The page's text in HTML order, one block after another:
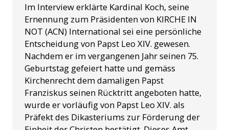
Im Interview erklärte Kardinal Koch, seine
Ernennung zum Präsidenten von KIRCHE IN
NOT (ACN) International sei eine persönliche
Entscheidung von Papst Leo XIV. gewesen.
Nachdem er im vergangenen Jahr seinen 75.
Geburtstag gefeiert hatte und gemäss
Kirchenrecht dem damaligen Papst
Franziskus seinen Rücktritt angeboten hatte,
wurde er vorläufig von Papst Leo XIV. als
Präfekt des Dikasteriums zur Förderung der